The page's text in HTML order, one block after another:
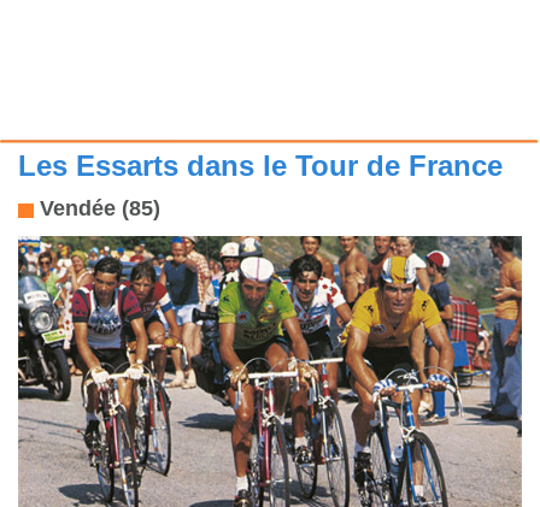
Les Essarts dans le Tour de France
Vendée (85)